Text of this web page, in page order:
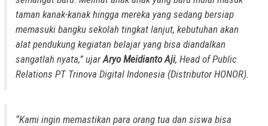
taman kanak-kanak hingga mereka yang sedang bersiap
memasuki bangku sekolah tingkat lanjut, kebutuhan akan
alat pendukung kegiatan belajar yang bisa diandalkan
sangatlah nyata,” ujarAryo Meidianto Aji, Head of Public
Relations PT Trinova Digital Indonesia (Distributor HONOR).
“Kami ingin memastikan para orang tua dan siswa bisa